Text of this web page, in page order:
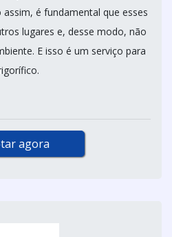
é fundamental que esses
lugares e, desse modo, não
E isso é um serviço para
agora